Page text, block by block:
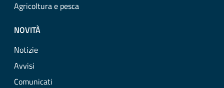
Agricoltura e pesca
NOVITÀ
Notizie
Avvisi
Comunicati